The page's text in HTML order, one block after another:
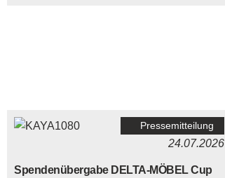
Pressemitteilung
24.07.2026
Spendenübergabe DELTA-MÖBEL Cup